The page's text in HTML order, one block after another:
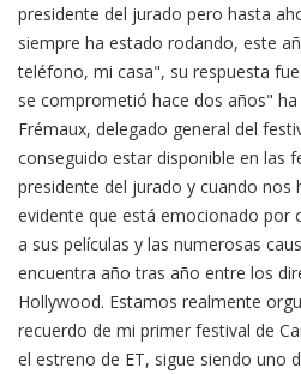
presidente del jurado pero hasta
siempre ha estado rodando, este
teléfono, mi casa", su respuesta
se comprometió hace dos años"
Frémaux, delegado general del
conseguido estar disponible en las
presidente del jurado y cuando nos
evidente que está emocionado por
a sus películas y las numerosas
encuentra año tras año entre los
Hollywood. Estamos realmente
recuerdo de mi primer festival de
el estreno de ET, sigue siendo uno